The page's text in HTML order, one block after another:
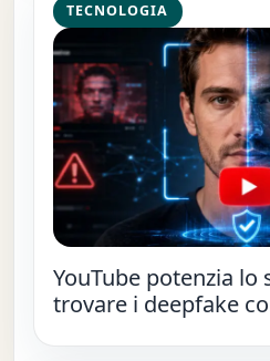
TECNOLOGIA
YouTube potenzia
trovare i deepfake